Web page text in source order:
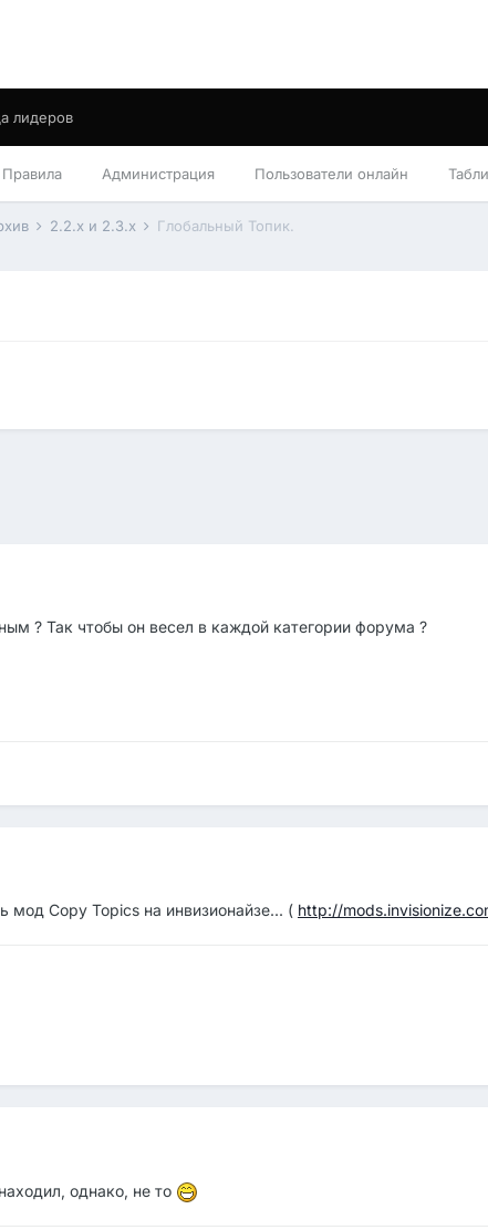
Правила Администрация Пользователи онлайн
лидеров
2.2.x и 2.3.x Глобальный Топик.
? Так чтобы он весел в каждой категории форума ?
мод Copy Topics на инвизионайзе... ( http://
однако, не то